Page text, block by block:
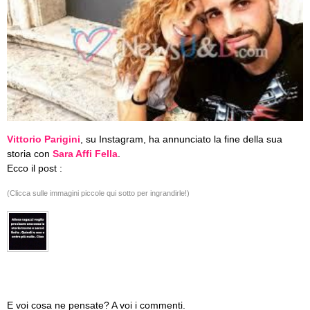
Vittorio Parigini , su Instagram, ha annunciato la fine della sua
storia con Sara Affi Fella
Ecco il post :
(Clicca sulle immagini piccole qui sotto per ingrandirle!)
E voi cosa ne pensate? A voi i commenti.